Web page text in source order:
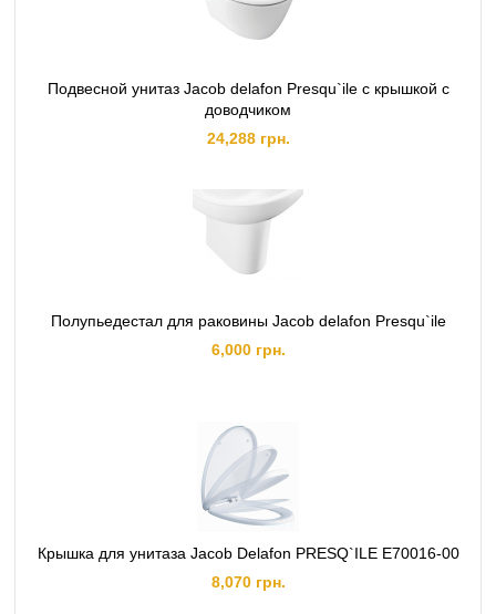
Подвесной унитаз Jacob delafon Presqu`ile с крышкой с
доводчиком
24,288 грн.
Полупьедестал для раковины Jacob delafon Presqu`ile
6,000 грн.
Крышка для унитаза Jacob Delafon PRESQ`ILE E70016-00
8,070 грн.